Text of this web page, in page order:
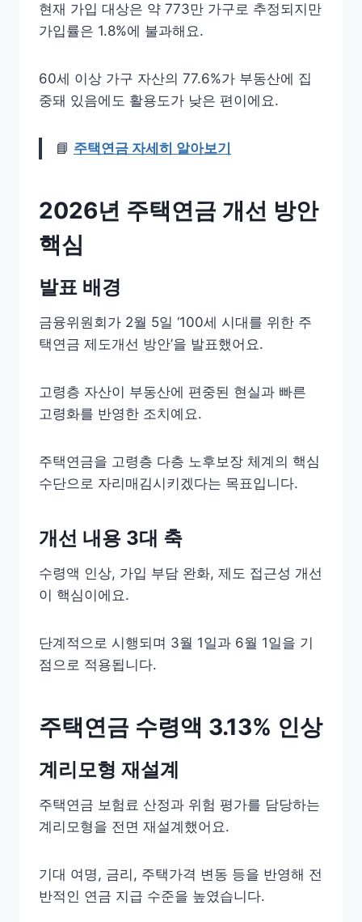
현재 가입 대상은 약 773만 가구로 추정되지만
가입률은 1.8%에 불과해요.
60세 이상 가구 자산의 77.6%가 부동산에 집
중돼 있음에도 활용도가 낮은 편이에요.
📘 주택연금 자세히 알아보기
2026년 주택연금 개선 방안
핵심
발표 배경
금융위원회가 2월 5일 ‘100세 시대를 위한 주
택연금 제도개선 방안’을 발표했어요.
고령층 자산이 부동산에 편중된 현실과 빠른
고령화를 반영한 조치예요.
주택연금을 고령층 다층 노후보장 체계의 핵심
수단으로 자리매김시키겠다는 목표입니다.
개선 내용 3대 축
수령액 인상, 가입 부담 완화, 제도 접근성 개선
이 핵심이에요.
단계적으로 시행되며 3월 1일과 6월 1일을 기
점으로 적용됩니다.
주택연금 수령액 3.13% 인상
계리모형 재설계
주택연금 보험료 산정과 위험 평가를 담당하는
계리모형을 전면 재설계했어요.
기대 여명, 금리, 주택가격 변동 등을 반영해 전
반적인 연금 지급 수준을 높였습니다.